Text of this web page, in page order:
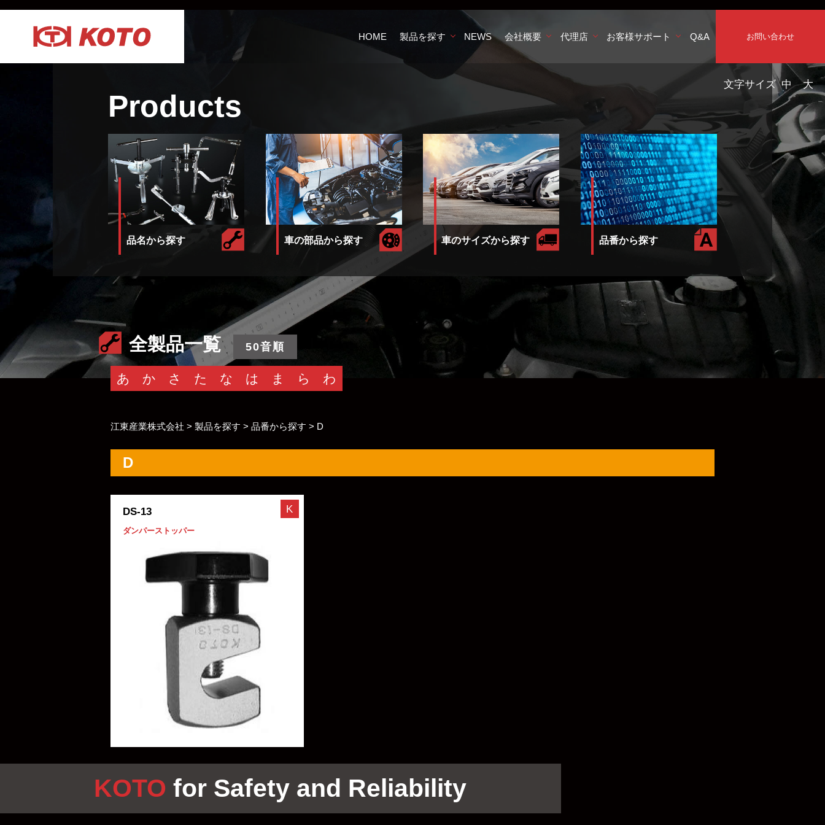
HOME 製品を探す NEWS 会社概要 代理店 お客様サポート Q&A お問い合わせ
文字サイズ 中 大
Products
品名から探す 車の部品から探す 車のサイズから探す 品番から探す
全製品一覧 50音順
あ か さ た な は ま ら わ
江東産業株式会社 > 製品を探す > 品番から探す > D
D
DS-13
ダンパーストッパー
K
KOTO for Safety and Reliability